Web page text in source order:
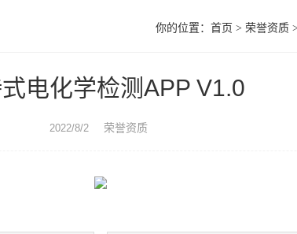
你的位置： 首页 > 荣誉资质
电化学检测APP V1.0
2022/8/2 荣誉资质